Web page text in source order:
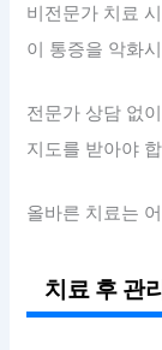
비전문가 치료
이 통증을 악화
전문가 상담 없
지도를 받아야
올바른 치료는
치료 후 관